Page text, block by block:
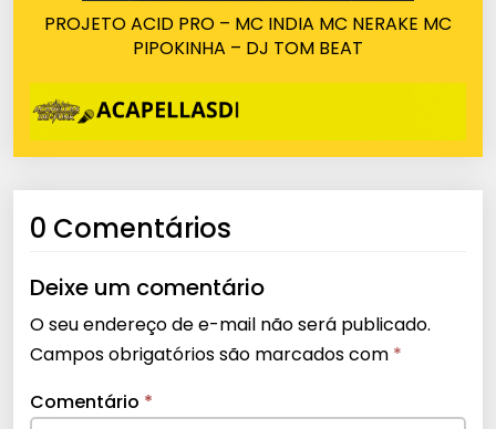
PROJETO ACID PRO – MC INDIA MC NERAKE MC
PIPOKINHA – DJ TOM BEAT
0 Comentários
Deixe um comentário
O seu endereço de e-mail não será publicado.
Campos obrigatórios são marcados com *
Comentário *